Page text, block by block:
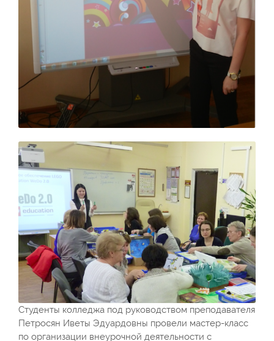
Студенты колледжа под руководством преподавателя
Петросян Иветы Эдуардовны провели мастер-класс
по организации внеурочной деятельности с